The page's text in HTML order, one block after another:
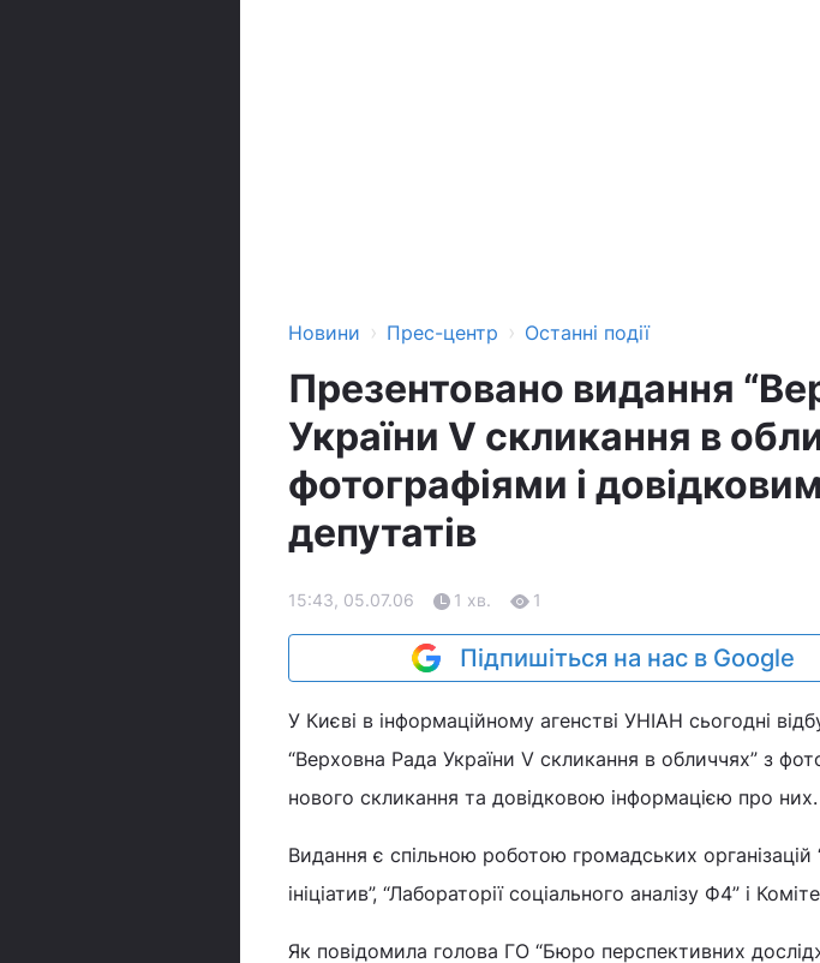
Новини › Прес-центр › Останні події
Презентовано видання
України V скликання в
фотографіями і
депутатів
15:43, 05.07.06 1 хв. 1
Підпишіться на нас в Google
У Києві в інформаційному агенстві УНІАН сьогодні
“Верховна Рада України V скликання в обличчях” з
нового скликання та довідковою інформацією про них.
Видання є спільною роботою громадських
ініціатив”, “Лабораторії соціального аналізу Ф4” і
Як повідомила голова ГО “Бюро перспективних